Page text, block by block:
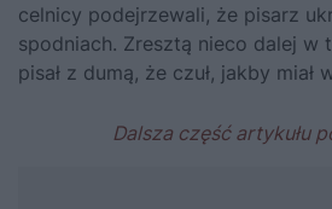
celnicy podejrzewali, że pisarz
spodniach. Zresztą nieco dalej w
pisał z dumą, że czuł, jakby miał